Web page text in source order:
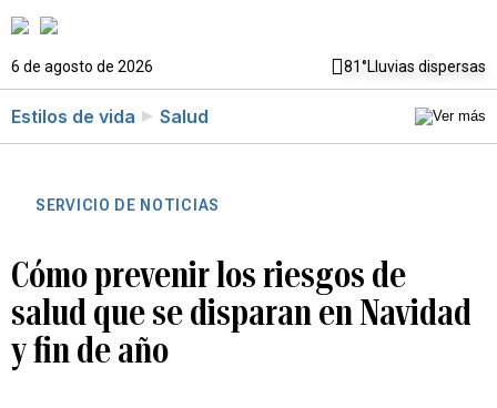
6 de agosto de 2026 81°Lluvias dispersas
Estilos de vida Salud
SERVICIO DE NOTICIAS
Cómo prevenir los riesgos de
salud que se disparan en Navidad
y fin de año